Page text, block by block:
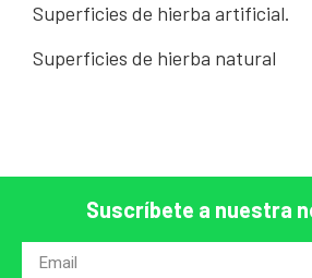
Superficies de hierba artificial.
Superficies de hierba natural
Suscríbete a nuestra